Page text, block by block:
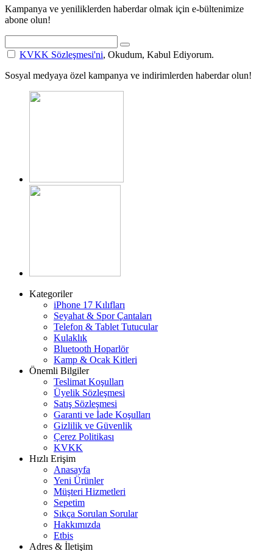
Kampanya ve yeniliklerden haberdar olmak için e-bültenimize
abone olun!
KVKK Sözleşmesi'ni, Okudum, Kabul Ediyorum.
Sosyal medyaya özel kampanya ve indirimlerden haberdar olun!
Kategoriler
iPhone 17 Kılıfları
Seyahat & Spor Çantaları
Telefon & Tablet Tutucular
Kulaklık
Bluetooth Hoparlör
Kamp & Ocak Kitleri
Önemli Bilgiler
Teslimat Koşulları
Üyelik Sözleşmesi
Satış Sözleşmesi
Garanti ve İade Koşulları
Gizlilik ve Güvenlik
Çerez Politikası
KVKK
Hızlı Erişim
Anasayfa
Yeni Ürünler
Müşteri Hizmetleri
Sepetim
Sıkça Sorulan Sorular
Hakkımızda
Etbis
Adres & İletişim